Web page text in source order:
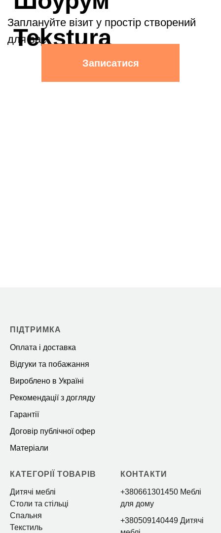
ПІДТРИМКА
Оплата і доставка
Відгуки та побажання
Вироблено в Україні
Рекомендації з догляду
Гарантії
Договір публічної офер
Матеріали
КАТЕГОРІЇ ТОВАРІВ
Дитячі меблі
Столи та стільці
Спальня
Текстиль
КОНТАКТИ
+380661301450 Меблі
для дому
+380509140449 Дитячі